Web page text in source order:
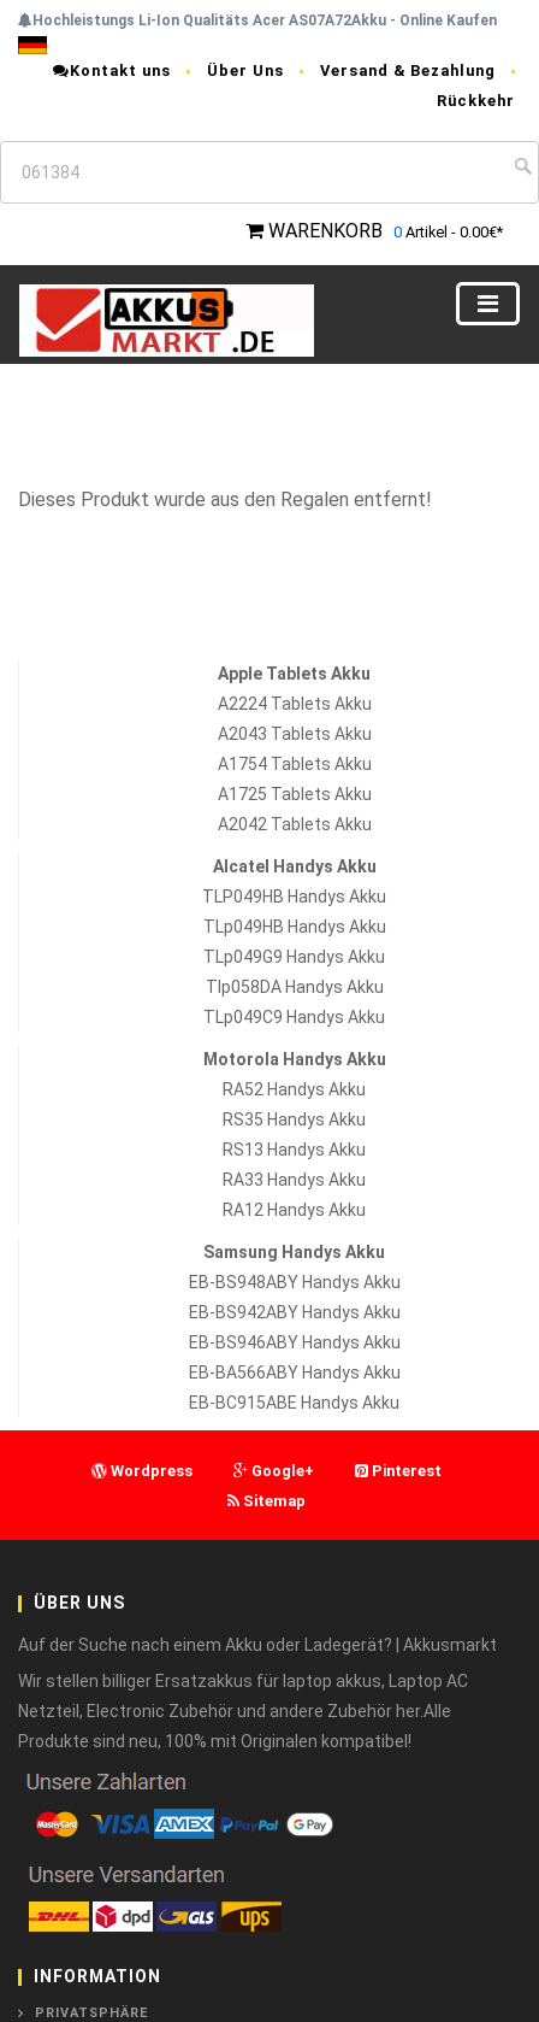
Hochleistungs Li-Ion Qualitäts Acer AS07A72Akku - Online Kaufen
Kontakt uns Über Uns
Versand & Bezahlung
Rückkehr
WARENKORB 0 Artikel - 0.00€*
Dieses Produkt wurde aus den Regalen entfernt!
Apple Tablets Akku
A2224 Tablets Akku
A2043 Tablets Akku
A1754 Tablets Akku
A1725 Tablets Akku
A2042 Tablets Akku
Alcatel Handys Akku
TLP049HB Handys Akku
TLp049HB Handys Akku
TLp049G9 Handys Akku
Tlp058DA Handys Akku
TLp049C9 Handys Akku
Motorola Handys Akku
RA52 Handys Akku
RS35 Handys Akku
RS13 Handys Akku
RA33 Handys Akku
RA12 Handys Akku
Samsung Handys Akku
EB-BS948ABY Handys Akku
EB-BS942ABY Handys Akku
EB-BS946ABY Handys Akku
EB-BA566ABY Handys Akku
EB-BC915ABE Handys Akku
Wordpress Google+
Pinterest
Sitemap
ÜBER UNS
Auf der Suche nach einem Akku oder Ladegerät? | Akkusmarkt
Wir stellen billiger Ersatzakkus für laptop akkus, Laptop AC
Netzteil, Electronic Zubehör und andere Zubehör her.Alle
Produkte sind neu, 100% mit Originalen kompatibel!
INFORMATION
PRIVATSPHÄRE